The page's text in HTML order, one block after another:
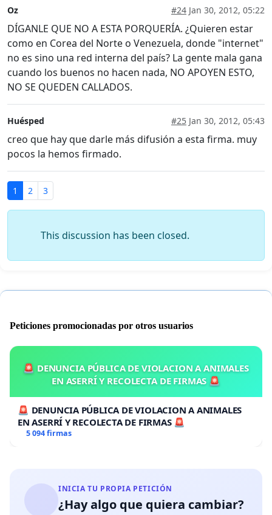
Oz #24 Jan 30, 2012, 05:22
DÍGANLE QUE NO A ESTA PORQUERÍA. ¿Quieren estar
como en Corea del Norte o Venezuela, donde "internet"
no es sino una red interna del país? La gente mala gana
cuando los buenos no hacen nada, NO APOYEN ESTO,
NO SE QUEDEN CALLADOS.
Huésped #25 Jan 30, 2012, 05:43
creo que hay que darle más difusión a esta firma. muy
pocos la hemos firmado.
1 2 3
This discussion has been closed.
Peticiones promocionadas por otros usuarios
🚨 DENUNCIA PÚBLICA DE VIOLACION A ANIMALES
EN ASERRÍ Y RECOLECTA DE FIRMAS 🚨
🚨 DENUNCIA PÚBLICA DE VIOLACION A ANIMALES
EN ASERRÍ Y RECOLECTA DE FIRMAS 🚨
5 094 firmas
INICIA TU PROPIA PETICIÓN
¿Hay algo que quiera cambiar?